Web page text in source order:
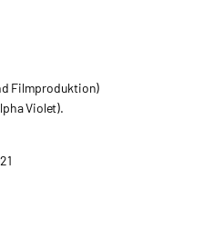
Filmproduktion)
Violet).